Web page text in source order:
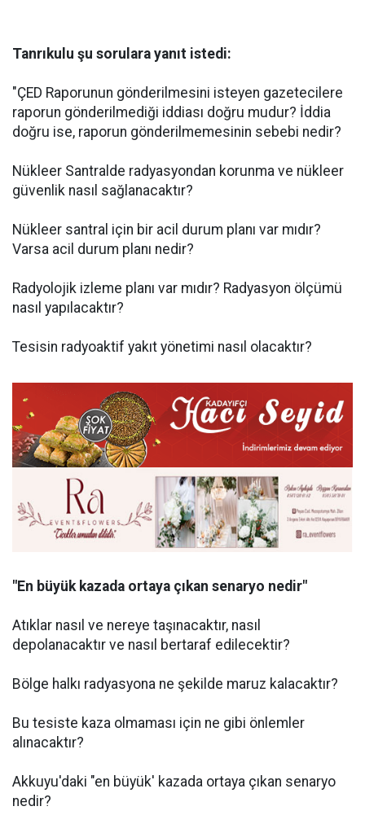
Tanrıkulu şu sorulara yanıt istedi:
"ÇED Raporunun gönderilmesini isteyen gazetecilere
raporun gönderilmediği iddiası doğru mudur? İddia
doğru ise, raporun gönderilmemesinin sebebi nedir?
Nükleer Santralde radyasyondan korunma ve nükleer
güvenlik nasıl sağlanacaktır?
Nükleer santral için bir acil durum planı var mıdır?
Varsa acil durum planı nedir?
Radyolojik izleme planı var mıdır? Radyasyon ölçümü
nasıl yapılacaktır?
Tesisin radyoaktif yakıt yönetimi nasıl olacaktır?
"En büyük kazada ortaya çıkan senaryo nedir"
Atıklar nasıl ve nereye taşınacaktır, nasıl
depolanacaktır ve nasıl bertaraf edilecektir?
Bölge halkı radyasyona ne şekilde maruz kalacaktır?
Bu tesiste kaza olmaması için ne gibi önlemler
alınacaktır?
Akkuyu'daki "en büyük' kazada ortaya çıkan senaryo
nedir?